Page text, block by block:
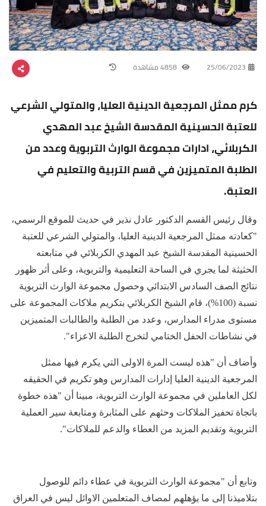
25/06/2023
كرم ممثل المرجعية الدينية العليا، والمتولي الشرعي
للعتبة الحسينية المقدسة الشيخ عبد المهدي
الكربلائي، ادارات مجموعة الوارث التربوية وعدد من
الطلبة المتميزين في قسم التربية والتعليم في
العتبة.
وقال رئيس القسم الدكتور عادل نذير في حديث للموقع الرسمي،
"كعادته ممثل المرجعية الدينية العليا، والمتولي الشرعي للعتبة
الحسينية المقدسة الشيخ عبد المهدي الكربلائي في متابعته
الحثيثة لما يجري في الساحة التعليمية والتربوية، وعلى أثر ظهور
نتائج الصف السادس الابتدائي وحصول مجموعة الوارث التربوية
نسبة (100%)، قام الشيخ الكربلائي بتكريم ملاكات المجموعة على
مستوى مدراء المدارس، وعدد من الطلبة والطالبات المتميزين
في نشاطات الحفل الختامي لتخرج الطلبة الاعزاء".
وأضاف أن "هذه ليست المرة الاولى التي يكرم فيها ممثل
المرجعية الدينية العليا إدارات المدارس وهو تكريم في الحقيقه
لكل العاملين في مجموعة الوارث التربوية، مبينا أن "هذه خطوة
باتجاة تحفيز الملاكات وحثهم على المثابرة ومتابعة سير العملية
التربوية وتقديم المزيد من العطاء والدعم للملاكات".
وتابع أن "مجموعة الوارث التربوية في عطاء دائم للوصول
بتلاميذنا إلى ما يؤهلهم لمصاف المتعلمين الاوائل ليس في العراق